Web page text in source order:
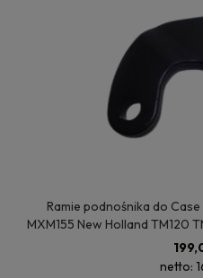
Ramie podnośnika do
MXM155 New Holland TM120
netto: